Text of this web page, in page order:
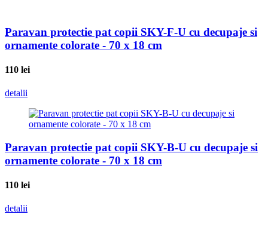
Paravan protectie pat copii SKY-F-U cu decupaje si
ornamente colorate - 70 x 18 cm
110 lei
detalii
Paravan protectie pat copii SKY-B-U cu decupaje si
ornamente colorate - 70 x 18 cm
110 lei
detalii